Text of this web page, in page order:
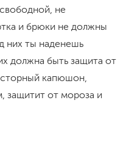
не
и брюки не должны
них ты наденешь
должна быть защита от
капюшон,
защитит от мороза и